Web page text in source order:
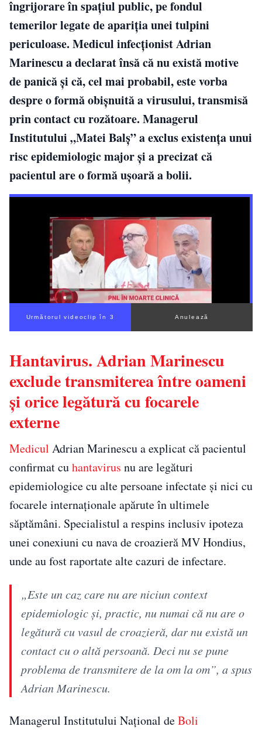
îngrijorare în spațiul public, pe fondul
temerilor legate de apariția unei tulpini
periculoase. Medicul infecționist Adrian
Marinescu a declarat însă că nu există motive
de panică și că, cel mai probabil, este vorba
despre o formă obișnuită a virusului, transmisă
prin contact cu rozătoare. Managerul
Institutului „Matei Balș” a exclus existența unui
risc epidemiologic major și a precizat că
pacientul are o formă ușoară a bolii.
Următorul videoclip în 1 Anulează
Hantavirus. Adrian Marinescu
exclude transmiterea între oameni
și orice legătură cu focarele
externe
Medicul Adrian Marinescu a explicat că pacientul
confirmat cuhantavirus nu are legături
epidemiologice cu alte persoane infectate și nici cu
focarele internaționale apărute în ultimele
săptămâni. Specialistul a respins inclusiv ipoteza
unei conexiuni cu nava de croazieră MV Hondius,
unde au fost raportate alte cazuri de infectare.
„Este un caz care nu are niciun context
epidemiologic și, practic, nu numai că nu are o
legătură cu vasul de croazieră, dar nu există un
contact cu o altă persoană. Deci nu se pune
problema de transmitere de la om la om”, a spus
Adrian Marinescu.
Managerul Institutului Național deBoli